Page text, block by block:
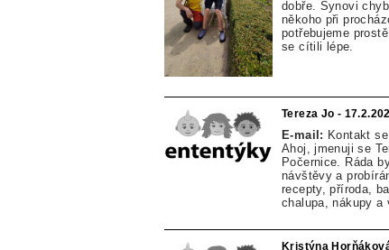
dobře. Synovi
někoho při
potřebujeme
se cítili lépe.
Tereza Jo -
E-mail: Kontakt
Ahoj, jmenuji se
Počernice. Ráda
návštěvy a
recepty, příroda,
chalupa, nákupy a
Kristýna